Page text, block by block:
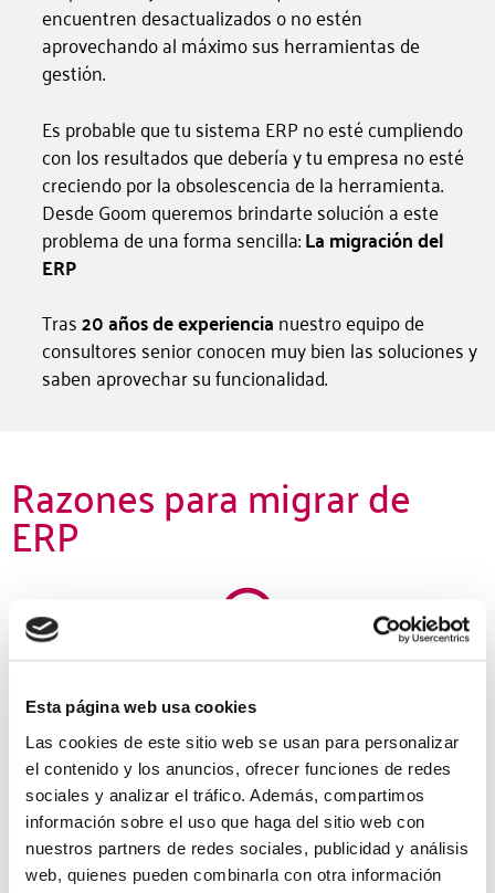
Esta página web usa cookies
Las cookies de este sitio web se usan para personalizar
el contenido y los anuncios, ofrecer funciones de redes
sociales y analizar el tráfico. Además, compartimos
información sobre el uso que haga del sitio web con
nuestros partners de redes sociales, publicidad y análisis
web, quienes pueden combinarla con otra información
encuentren desactualizados o no estén
aprovechando al máximo sus herramientas de
gestión.
Es probable que tu sistema ERP no esté cumpliendo
con los resultados que debería y tu empresa no esté
creciendo por la obsolescencia de la herramienta.
Desde Goom queremos brindarte solución a este
problema de una forma sencilla:La migración del
ERP
Tras20 años de experiencianuestro equipo de
consultores senior conocen muy bien las soluciones y
saben aprovechar su funcionalidad.
Razones para migrar de
ERP
Obsolescencia del ERP
Los sistemas ERP antiguos tienden a volverse
obsoletos con el tiempo, tanto en términos de
funcionalidad como de tecnología. Esto puede generar
altos costos de mantenimiento, mayor riesgo de fallos
y falta de soporte técnico.